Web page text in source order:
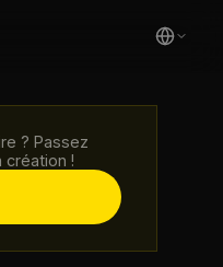
? Passez
création !